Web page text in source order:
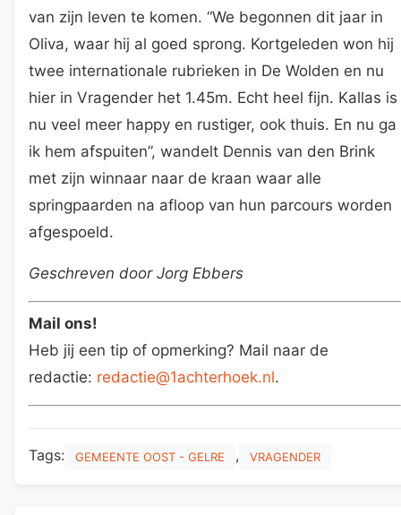
van zijn leven te komen. “We begonnen dit jaar in
Oliva, waar hij al goed sprong. Kortgeleden won hij
twee internationale rubrieken in De Wolden en nu
hier in Vragender het 1.45m. Echt heel fijn. Kallas is
nu veel meer happy en rustiger, ook thuis. En nu ga
ik hem afspuiten”, wandelt Dennis van den Brink
met zijn winnaar naar de kraan waar alle
springpaarden na afloop van hun parcours worden
afgespoeld.
Geschreven door Jorg Ebbers
Mail ons!
Heb jij een tip of opmerking? Mail naar de
redactie: redactie@1achterhoek.nl.
Tags: GEMEENTE OOST - GELRE , VRAGENDER